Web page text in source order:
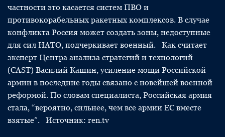
частности это касается систем ПВО и
противокорабельных ракетных комплексов. В случае
конфликта Россия может создать зоны, недоступные
для сил НАТО, подчеркивает военный. Как считает
эксперт Центра анализа стратегий и технологий
(CAST) Василий Кашин, усиление мощи Российской
армии в последние годы связано с новейшей военной
реформой. По словам специалиста, Российская армия
стала, “вероятно, сильнее, чем все армии ЕС вместе
взятые”. Источник: ren.tv